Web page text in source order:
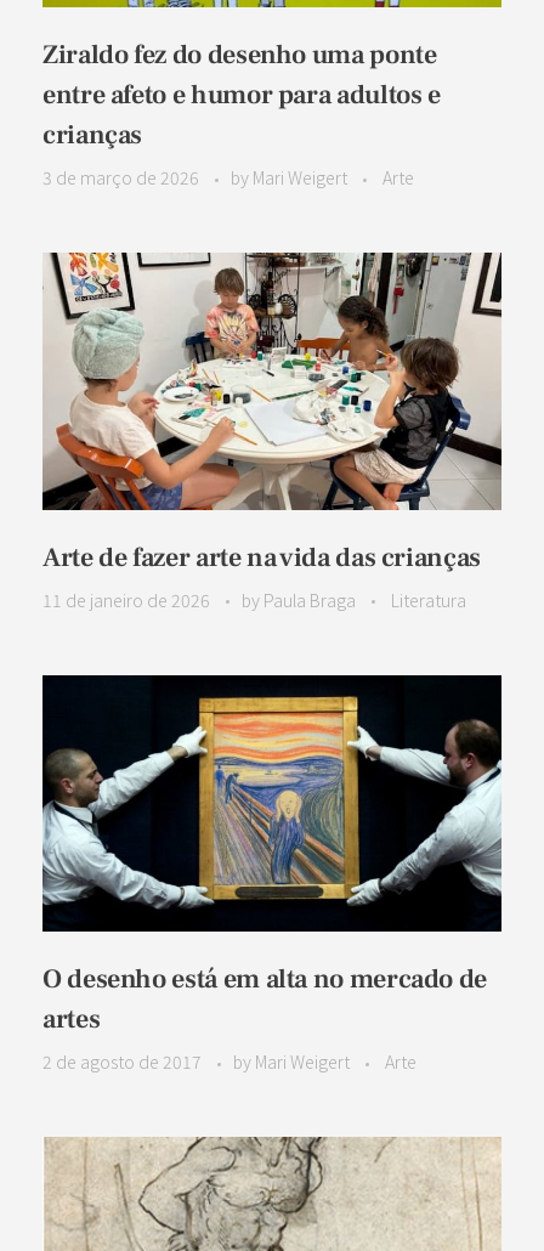
Ziraldo fez do desenho uma ponte
entre afeto e humor para adultos e
crianças
3 de março de 2026 by Mari Weigert Arte
Arte de fazer arte na vida das crianças
11 de janeiro de 2026 by Paula Braga Literatura
O desenho está em alta no mercado de
artes
2 de agosto de 2017 by Mari Weigert Arte